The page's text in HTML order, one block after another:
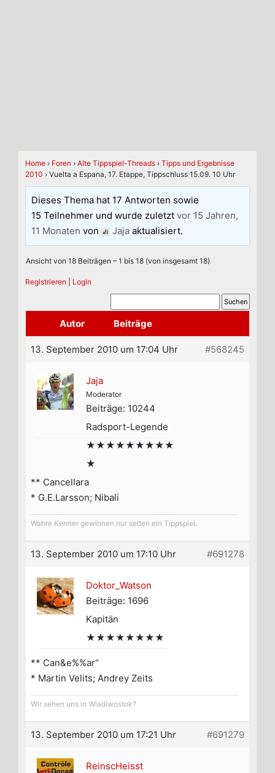
Home › Foren › Alte Tippspiel-Threads › Tipps und Ergebnisse
2010 › Vuelta a Espana, 17. Etappe, Tippschluss 15.09. 10 Uhr
Dieses Thema hat 17 Antworten sowie
15 Teilnehmer und wurde zuletztvor 15 Jahren,
11 Monaten von Jaja aktualisiert.
Ansicht von 18 Beiträgen – 1 bis 18 (von insgesamt 18)
Registrieren Login
Autor Beiträge
13. September 2010 um 17:04 Uhr #568245
Jaja
Moderator
Beiträge: 10244
Radsport-Legende
★★★★★★★★★
★
** Cancellara
* G.E.Larsson; Nibali
Wahre Kenner gewinnen nur selten ein Tippspiel.
13. September 2010 um 17:10 Uhr #691278
Doktor_Watson
Beiträge: 1696
Kapitän
★★★★★★★★
** Can&e%%ar“
* Martin Velits; Andrey Zeits
Wir sehen uns in Wladiwostok?
13. September 2010 um 17:21 Uhr #691279
ReinscHeisst